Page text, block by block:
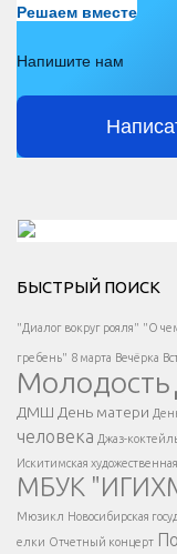
Решаем вместе
Напишите нам
Есть вопрос?
Напишите нам
</span >
</
</div >
БЫСТРЫЙ ПОИСК
"Диалог вокруг рояля" "О
гребень" 8 марта Вечёрка
Молодость
ДМШ День матери
человека Джаз-
Искитимская
МБУК
Мюзикл Новосибирская
елки Отчетный концерт